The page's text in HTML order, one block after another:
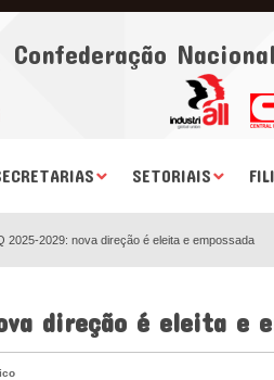
Confederação
SETORIAIS
2025-2029: nova direção é eleita e empossada
direção é eleita e